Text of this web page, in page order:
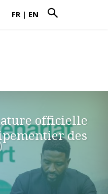
FR | EN
officielle
des